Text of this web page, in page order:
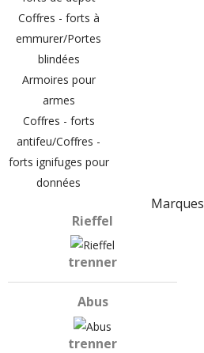
Coffres - forts à
emmurer/Portes
blindées
Armoires pour
armes
Coffres - forts
antifeu/Coffres -
forts ignifuges pour
données
Marques
Rieffel
trenner
Abus
trenner